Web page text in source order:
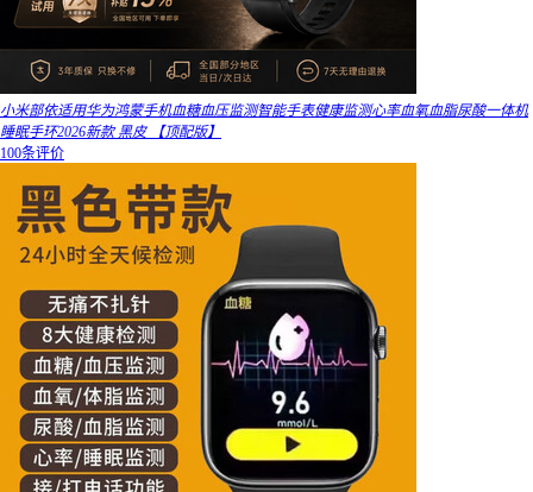
小米部依适用华为鸿蒙手机血糖血压监测智能手表健康监测心率血氧血脂尿酸一体机
睡眠手环2026新款 黑皮 【顶配版】
100条评价